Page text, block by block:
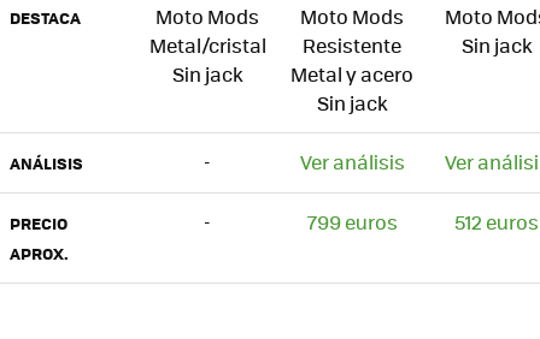
DESTACA
Moto Mods
Metal/cristal
Sin jack
Moto Mods
Resistente
Metal y acero
Sin jack
Moto
Sin jack
ANÁLISIS - Ver análisis Ver
PRECIO
APROX.
- 799 euros 512 euros